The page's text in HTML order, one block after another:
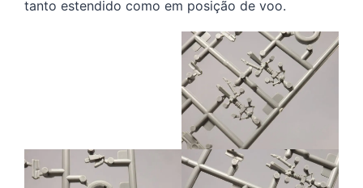
tanto estendido como em posição de voo.